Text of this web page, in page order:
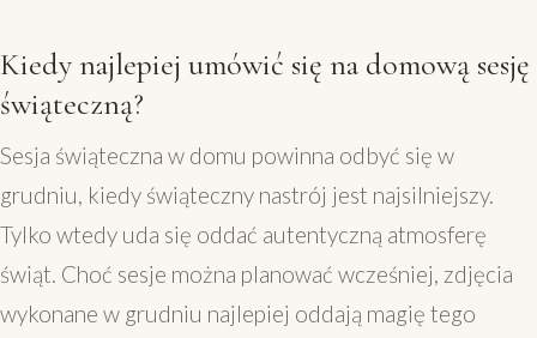
Kiedy najlepiej umówić się na domową sesję
świąteczną?
Sesja świąteczna w domu powinna odbyć się w
grudniu, kiedy świąteczny nastrój jest najsilniejszy.
Tylko wtedy uda się oddać autentyczną atmosferę
świąt. Choć sesje można planować wcześniej, zdjęcia
wykonane w grudniu najlepiej oddają magię tego